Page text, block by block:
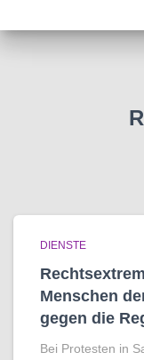
DIENSTE
Menschen
gegen die
Bei Protesten in